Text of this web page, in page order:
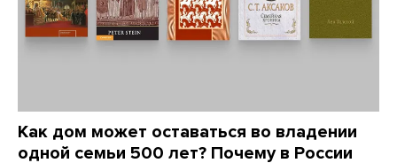
Как дом может оставаться во владении
одной семьи 500 лет? Почему в России